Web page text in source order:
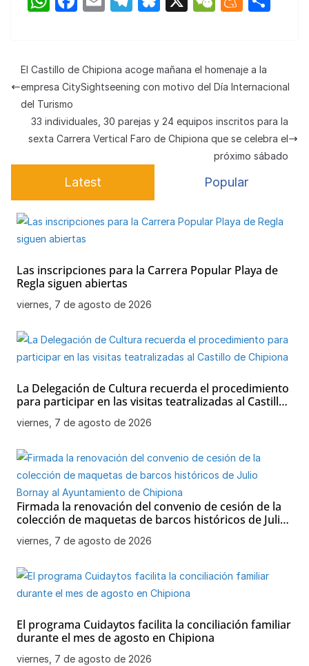
s
A
p
p
e
b
o
o
gr
a
m
s
k
y
h
at
e
a
e
ar
tir
El Castillo de Chipiona acoge mañana el homenaje a la
empresa CitySightseening con motivo del Día Internacional
del Turismo
33 individuales, 30 parejas y 24 equipos inscritos para la
sexta Carrera Vertical Faro de Chipiona que se celebra el
próximo sábado
Latest Popular
Las inscripciones para la Carrera Popular Playa de
Regla siguen abiertas
viernes, 7 de agosto de 2026
La Delegación de Cultura recuerda el procedimiento
para participar en las visitas teatralizadas al Castillo
de Chipiona
viernes, 7 de agosto de 2026
Firmada la renovación del convenio de cesión de la
colección de maquetas de barcos históricos de Julio
Bornay al Ayuntamiento de Chipiona
viernes, 7 de agosto de 2026
El programa Cuidaytos facilita la conciliación familiar
durante el mes de agosto en Chipiona
viernes, 7 de agosto de 2026